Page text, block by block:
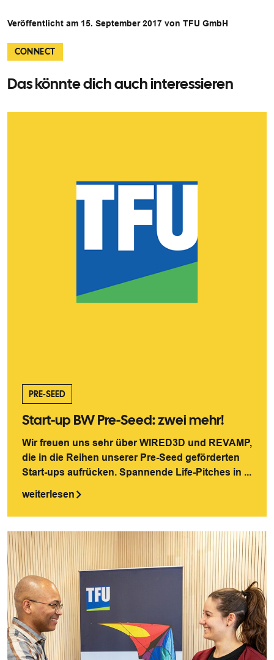
Veröffentlicht am 15. September 2017 von TFU GmbH
CONNECT
Das könnte dich auch interessieren
PRE-SEED
Start-up BW Pre-Seed: zwei mehr!
Wir freuen uns sehr über WIRED3D und REVAMP,
die in die Reihen unserer Pre-Seed geförderten
Start-ups aufrücken. Spannende Life-Pitches in ...
weiterlesen